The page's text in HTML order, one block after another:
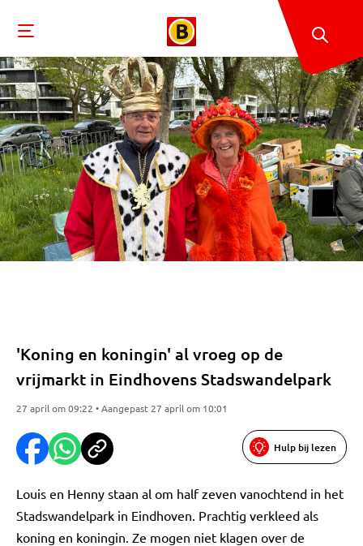
'Koning en koningin' al vroeg op de
vrijmarkt in Eindhovens Stadswandelpark
27 april om 09:22 • Aangepast 27 april om 10:01
Hulp bij lezen
Louis en Henny staan al om half zeven vanochtend in het
Stadswandelpark in Eindhoven. Prachtig verkleed als
koning en koningin. Ze mogen niet klagen over de